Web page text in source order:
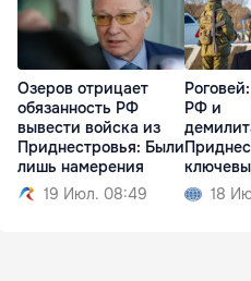
Озеров отрицает
обязанность РФ
вывести войска из
Приднестровья: Были
лишь намерения
19 Июл. 08:49
РФ и
18